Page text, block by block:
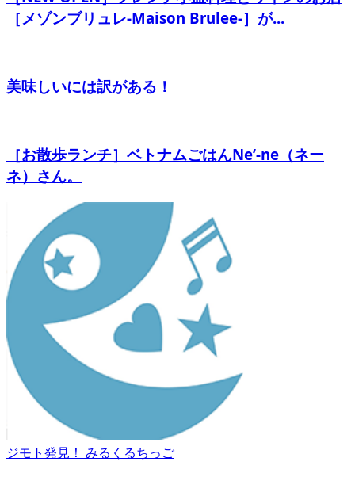
［メゾンブリュレ-Maison Brulee-］が...
美味しいには訳がある！
［お散歩ランチ］ベトナムごはんNe’-ne（ネー
ネ）さん。
ジモト発見！ みるくるちっご